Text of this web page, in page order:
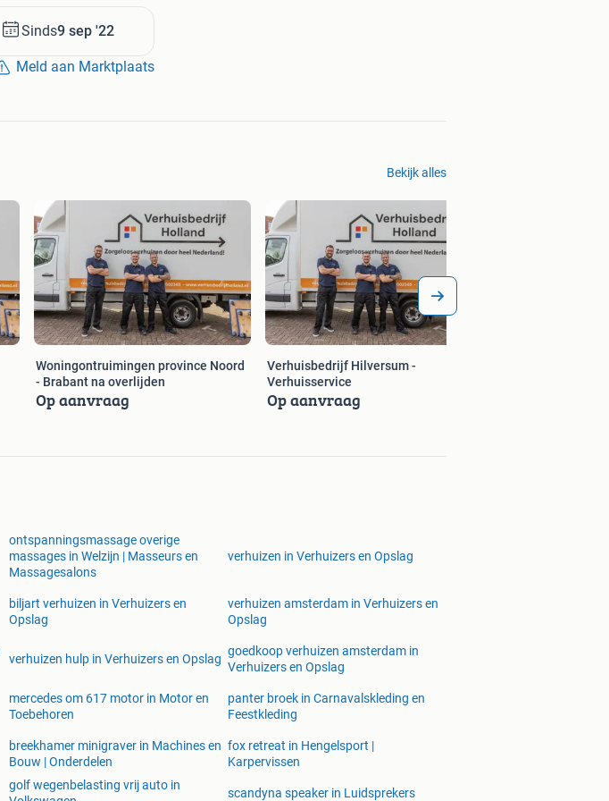
Sinds9 sep '22
Meld aan Marktplaats
Bekijk alles
Woningontruimingen province Noord
- Brabant na overlijden
Op aanvraag
Verhuisbedrijf Hilversum -
Verhuisservice
Op aanvraag
ontspanningsmassage overige
massages in Welzijn | Masseurs en
Massagesalons
verhuizen in Verhuizers en Opslag
biljart verhuizen in Verhuizers en
Opslag
verhuizen amsterdam in Verhuizers en
Opslag
verhuizen hulp in Verhuizers en Opslag
goedkoop verhuizen amsterdam in
Verhuizers en Opslag
mercedes om 617 motor in Motor en
Toebehoren
panter broek in Carnavalskleding en
Feestkleding
breekhamer minigraver in Machines en
Bouw | Onderdelen
fox retreat in Hengelsport |
Karpervissen
golf wegenbelasting vrij auto in
scandyna speaker in Luidsprekers